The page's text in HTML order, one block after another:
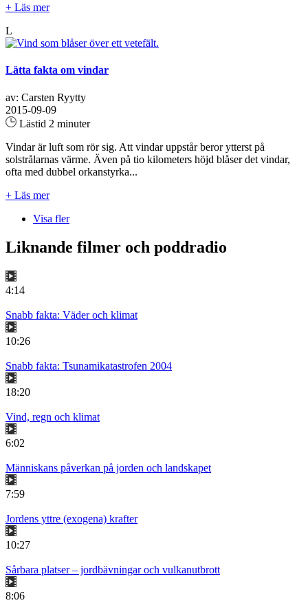
+ Läs mer
L
Lätta fakta om vindar
av: Carsten Ryytty
2015-09-09
Lästid 2 minuter
Vindar är luft som rör sig. Att vindar uppstår beror ytterst på
solstrålarnas värme. Även på tio kilometers höjd blåser det vindar,
ofta med dubbel orkanstyrka...
+ Läs mer
Visa fler
Liknande filmer och poddradio
4:14
Snabb fakta: Väder och klimat
10:26
Snabb fakta: Tsunamikatastrofen 2004
18:20
Vind, regn och klimat
6:02
Människans påverkan på jorden och landskapet
7:59
Jordens yttre (exogena) krafter
10:27
Sårbara platser – jordbävningar och vulkanutbrott
8:06